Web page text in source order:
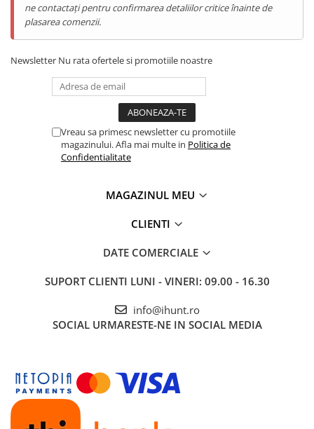
ne contactați pentru confirmarea detaliilor critice înainte de
plasarea comenzii.
Newsletter Nu rata ofertele si promotiile noastre
Vreau sa primesc newsletter cu promotiile
magazinului. Afla mai multe in Politica de
Confidentialitate
MAGAZINUL MEU
CLIENTI
DATE COMERCIALE
SUPORT CLIENTI LUNI - VINERI: 09.00 - 16.30
info@ihunt.ro
SOCIAL URMARESTE-NE IN SOCIAL MEDIA